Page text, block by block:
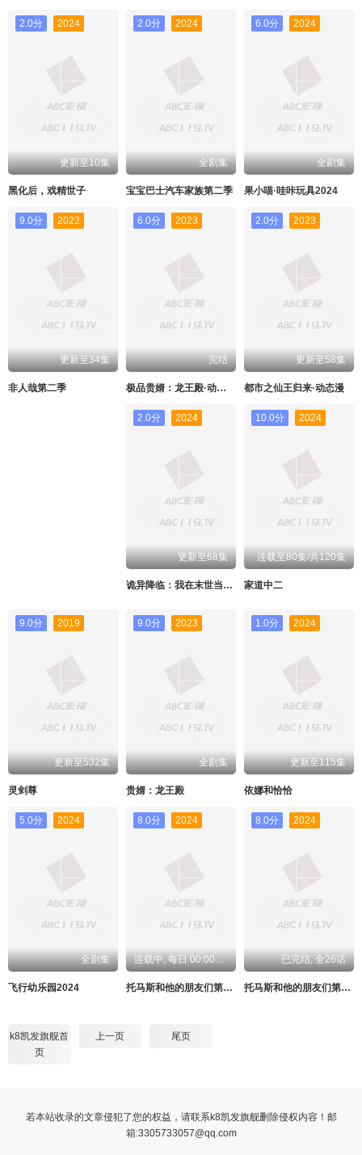
2.0分 2024
更新至10集
黑化后，戏精世子
2.0分 2024
全剧集
宝宝巴士汽车家族第二季
6.0分 2024
全剧集
果小喵·哇咔玩具2024
9.0分 2022
更新至34集
非人哉第二季
6.0分 2023
完结
极品贵婿：龙王殿·动态漫
2.0分 2023
更新至58集
都市之仙王归来·动态漫
2.0分 2024
更新至68集
诡异降临：我在末世当大佬·动态漫
10.0分 2024
连载至80集/共120集
家道中二
9.0分 2019
更新至532集
灵剑尊
9.0分 2023
全剧集
贵婿：龙王殿
1.0分 2024
更新至115集
依娜和恰恰
5.0分 2024
全剧集
飞行幼乐园2024
8.0分 2024
连载中, 每日 00:00更新
托马斯和他的朋友们第二十六季（下）（中文配音）
8.0分 2024
已完结, 全26话
托马斯和他的朋友们第二十六季（下）
k8凯发旗舰首
页
上一页 尾页
若本站收录的文章侵犯了您的权益，请联系k8凯发旗舰删除侵权内容！邮
箱:3305733057@qq.com